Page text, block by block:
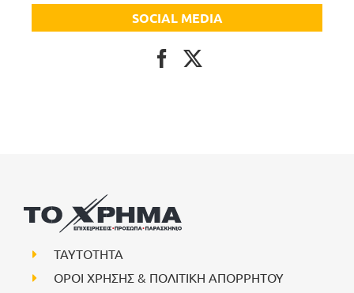
SOCIAL MEDIA
ΤΑΥΤΟΤΗΤΑ
ΟΡΟΙ ΧΡΗΣΗΣ & ΠΟΛΙΤΙΚΗ ΑΠΟΡΡΗΤΟΥ